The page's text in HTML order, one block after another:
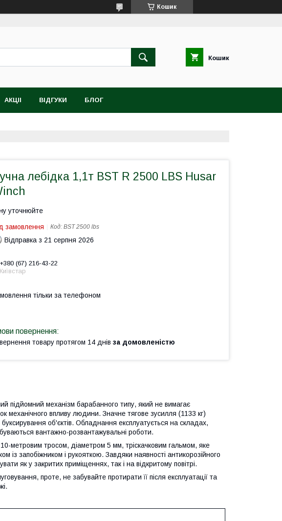
Кошик
Кошик
АКЦІІ ВІДГУКИ БЛОГ
лебідка 1,1т BST R 2500 LBS Husar
уточнюйте
замовлення Код: BST 2500 lbs
Відправка з 21 серпня 2026
+380 (67) 216-43-22
Київстар
тільки за телефоном
товару протягом 14 днів за домовленістю
підйомний механізм барабанного типу, який не вимагає
механічного впливу людини. Значне тягове зусилля (1133 кг)
об'єктів. Обладнання експлуатується на складах,
вантажно-розвантажувальні роботи.
метровим тросом, діаметром 5 мм, тріскачковим гальмом, яке
із запобіжником і рукояткою. Завдяки наявності антикорозійного
як у закритих приміщеннях, так і на відкритому повітрі.
проте, не забувайте протирати її після експлуатації та